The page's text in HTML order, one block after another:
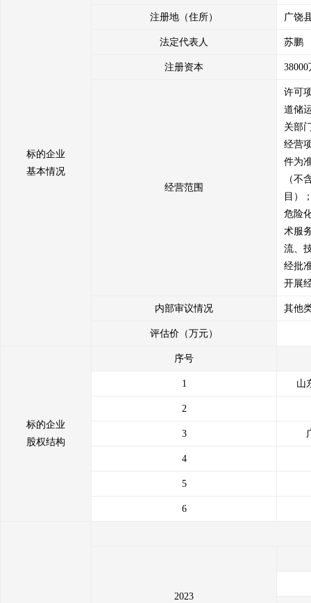
4、我方在交易过程中自愿遵守有关法律法规和山东产权交易中心相关
5、我方已认真考虑本次转让行为可能导致的企业经营、行业、市场
7、我方承诺确定受让方后按照约定与受让方签订《产权交易合同》，
8、我方承诺按照山东产权交易中心收费办法及相关交易文件的约定
9、我方承诺遵守《山东产权交易中心产权交易保证金操作细则》，
违规违约造成的损失的，利益受损方有权向我方进行追偿；
10、我方保证在山东产权交易中心出具产权交易凭证后，按照《产权
我方保证遵守以上承诺，如违反上述承诺或有其他违规行为，给交易
标的企业
基本情况
注册地（住所） 广饶
法定代表人 苏鹏
注册资本
经营范围
许可
道储
关部
经营
件为
（不
目）
危险
术服
流、
经批
开展
内部审议情况 其他
评估价（万元）
标的企业
股权结构
序号
1 山
2
3
4
5
6
2023